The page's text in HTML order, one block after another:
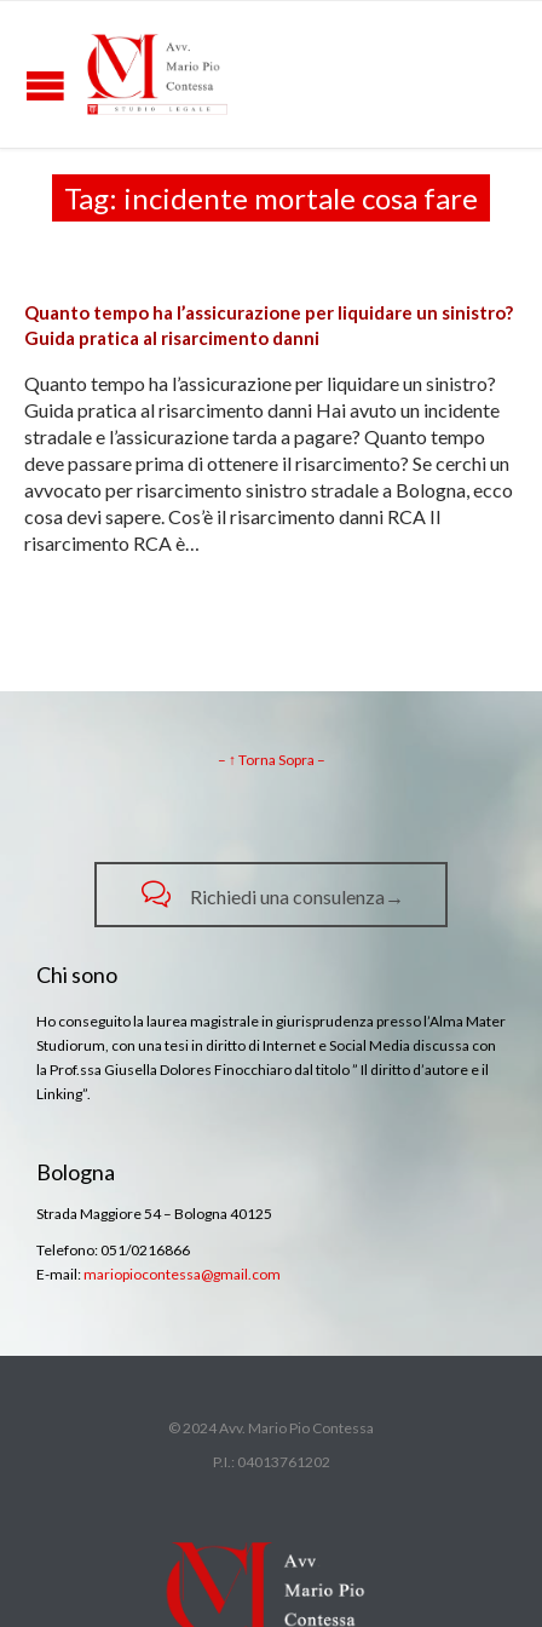
Tag: incidente mortale cosa fare
Quanto tempo ha l’assicurazione per liquidare un sinistro?
Guida pratica al risarcimento danni
Quanto tempo ha l’assicurazione per liquidare un sinistro?
Guida pratica al risarcimento danni Hai avuto un incidente
stradale e l’assicurazione tarda a pagare? Quanto tempo
deve passare prima di ottenere il risarcimento? Se cerchi un
avvocato per risarcimento sinistro stradale a Bologna, ecco
cosa devi sapere. Cos’è il risarcimento danni RCA Il
risarcimento RCA è…
– ↑ Torna Sopra –
 Richiedi una consulenza→
Chi sono
Ho conseguito la laurea magistrale in giurisprudenza presso l’Alma Mater
Studiorum, con una tesi in diritto di Internet e Social Media discussa con
la Prof.ssa Giusella Dolores Finocchiaro dal titolo ” Il diritto d’autore e il
Linking”.
Bologna
Strada Maggiore 54 – Bologna 40125
Telefono: 051/0216866
E-mail:mariopiocontessa@gmail.com
© 2024 Avv. Mario Pio Contessa
P.I.: 04013761202